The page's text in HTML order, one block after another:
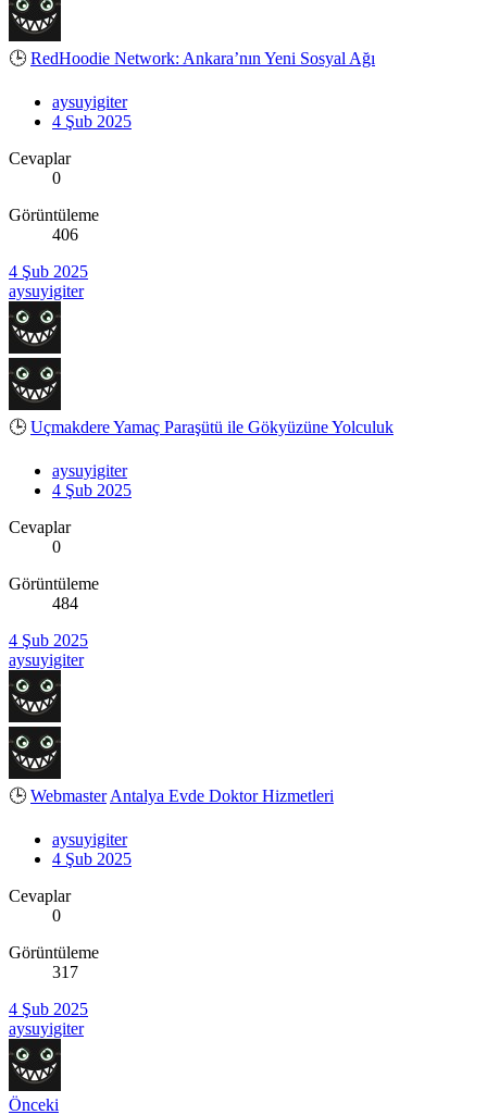
🕒 RedHoodie Network: Ankara’nın Yeni Sosyal Ağı
aysuyigiter
4 Şub 2025
Cevaplar
0
Görüntüleme
406
4 Şub 2025
aysuyigiter
🕒 Uçmakdere Yamaç Paraşütü ile Gökyüzüne Yolculuk
aysuyigiter
4 Şub 2025
Cevaplar
0
Görüntüleme
484
4 Şub 2025
aysuyigiter
🕒 Webmaster Antalya Evde Doktor Hizmetleri
aysuyigiter
4 Şub 2025
Cevaplar
0
Görüntüleme
317
4 Şub 2025
aysuyigiter
Önceki